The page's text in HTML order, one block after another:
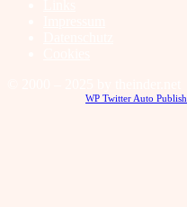
WP Twitter Auto Publish